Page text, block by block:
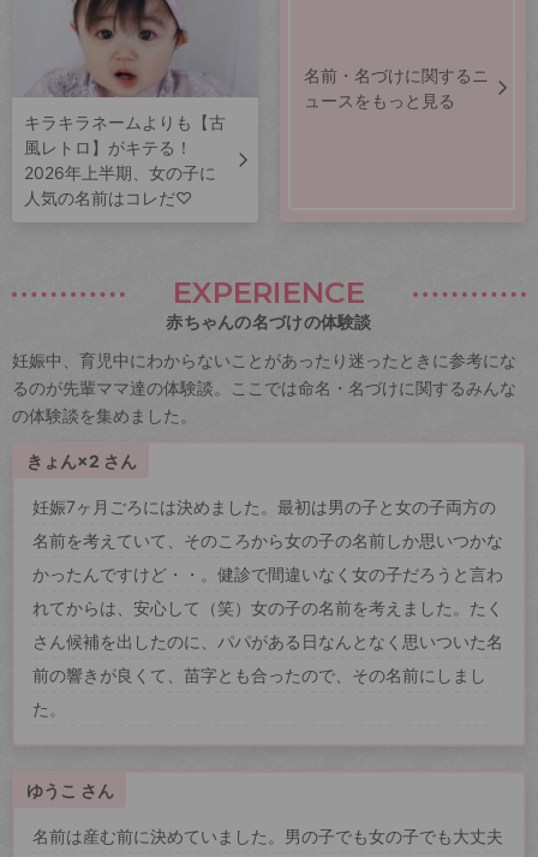
キラキラネームよりも【古
風レトロ】がキテる！
2026年上半期、女の子に
人気の名前はコレだ♡
名前・名づけに関するニ
ュースをもっと見る
EXPERIENCE
赤ちゃんの名づけの体験談
妊娠中、育児中にわからないことがあったり迷ったときに参考にな
るのが先輩ママ達の体験談。ここでは命名・名づけに関するみんな
の体験談を集めました。
きょん×2 さん
妊娠7ヶ月ごろには決めました。最初は男の子と女の子両方の
名前を考えていて、そのころから女の子の名前しか思いつかな
かったんですけど・・。健診で間違いなく女の子だろうと言わ
れてからは、安心して（笑）女の子の名前を考えました。たく
さん候補を出したのに、パパがある日なんとなく思いついた名
前の響きが良くて、苗字とも合ったので、その名前にしまし
た。
ゆうこ さん
名前は産む前に決めていました。男の子でも女の子でも大丈夫